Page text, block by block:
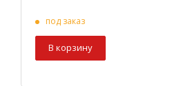
под заказ
В корзину